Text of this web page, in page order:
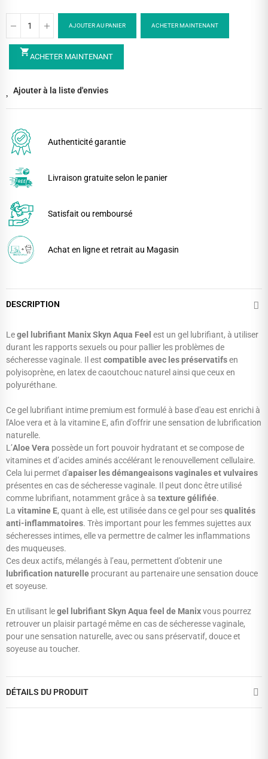
AJOUTER AU PANIER ACHETER MAINTENANT
shopping_cartACHETER MAINTENANT
Ajouter à la liste d'envies
Authenticité garantie
Livraison gratuite selon le panier
Satisfait ou remboursé
Achat en ligne et retrait au Magasin
DESCRIPTION
Legel lubrifiant Manix Skyn Aqua Feel est un gel lubrifiant, à utiliser
durant les rapports sexuels ou pour pallier les problèmes de
sécheresse vaginale. Il est compatible avec les préservatifsen
polyisoprène, en latex de caoutchouc naturel ainsi que ceux en
polyuréthane.
Ce gel lubrifiant intime premium est formulé à base d'eau est enrichi à
l'Aloe vera et à la vitamine E, afin d'offrir une sensation de lubrification
naturelle.
L’AloeVera possède un fort pouvoir hydratant et se compose de
vitamines et d’acides aminés accélérant le renouvellement cellulaire.
Cela lui permet d'apaiser les démangeaisons vaginales et vulvaires
présentes en cas de sécheresse vaginale. Il peut donc être utilisé
comme lubrifiant, notamment grâce à sa texture gélifiée.
La vitamine E, quant à elle, est utilisée dans ce gel pour sesqualités
anti-inflammatoires. Très important pour les femmes sujettes aux
sécheresses intimes, elle va permettre de calmer les inflammations
des muqueuses.
Ces deux actifs, mélangés à l’eau, permettent d’obtenir une
lubrification naturelle procurant au partenaire une sensation douce
et soyeuse.
En utilisant legel lubrifiant Skyn Aqua feel de Manixvous pourrez
retrouver un plaisir partagé même en cas de sécheresse vaginale,
pour une sensation naturelle, avec ou sans préservatif, douce et
soyeuse au toucher.
DÉTAILS DU PRODUIT